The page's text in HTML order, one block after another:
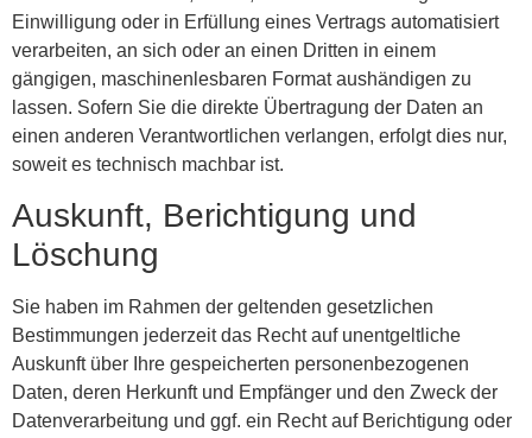
Einwilligung oder in Erfüllung eines Vertrags automatisiert
verarbeiten, an sich oder an einen Dritten in einem
gängigen, maschinenlesbaren Format aushändigen zu
lassen. Sofern Sie die direkte Übertragung der Daten an
einen anderen Verantwortlichen verlangen, erfolgt dies nur,
soweit es technisch machbar ist.
Auskunft, Berichtigung und
Löschung
Sie haben im Rahmen der geltenden gesetzlichen
Bestimmungen jederzeit das Recht auf unentgeltliche
Auskunft über Ihre gespeicherten personenbezogenen
Daten, deren Herkunft und Empfänger und den Zweck der
Datenverarbeitung und ggf. ein Recht auf Berichtigung oder